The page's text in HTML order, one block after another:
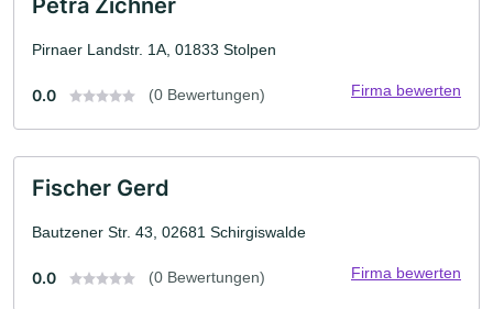
Pirnaer Landstr. 1A, 01833 Stolpen
0.0 (0 Bewertungen) Firma bewerten
Fischer Gerd
Bautzener Str. 43, 02681 Schirgiswalde
0.0 (0 Bewertungen) Firma bewerten